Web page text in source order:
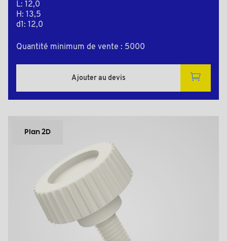
L: 12,0
H: 13,5
d1: 12,0
Quantité minimum de vente : 5000
Ajouter au devis
Plan 2D